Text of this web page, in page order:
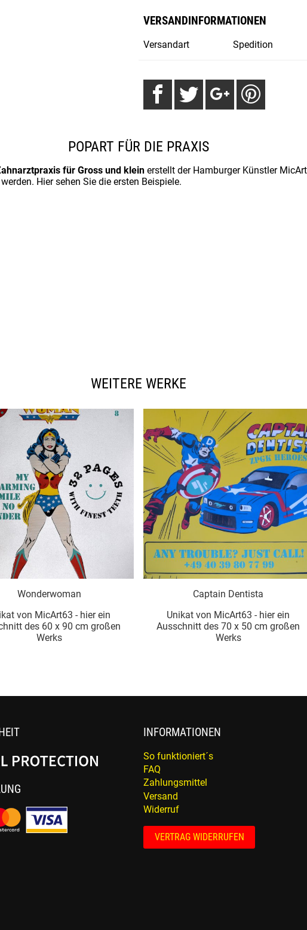
VERSANDINFORMATIONEN
Versandart Spedition
POPART FÜR DIE PRAXIS
für Gross und klein erstellt der Hamburger Künstler
Hier sehen Sie die ersten Beispiele.
WEITERE WERKE
Wonderwoman
von MicArt63 - hier ein
des 60 x 90 cm großen
Werks
Captain Dentista
Unikat von MicArt63 - hier ein
Ausschnitt des 70 x 50 cm großen
Werks
INFORMATIONEN
So funktioniert´s
FAQ
Zahlungsmittel
Versand
Widerruf
VERTRAG WIDERRUFEN